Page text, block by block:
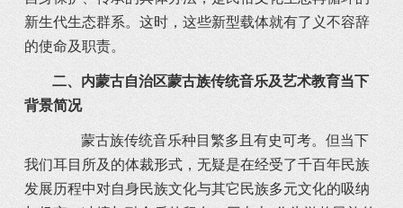
新生代生态群系。这时，这些新型载体就有了义不容辞
的使命及职责。
二、内蒙古自治区蒙古族传统音乐及艺术教育当下
背景简况
蒙古族传统音乐种目繁多且有史可考。但当下
我们耳目所及的体裁形式，无疑是在经受了千百年民族
发展历程中对自身民族文化与其它民族多元文化的吸纳